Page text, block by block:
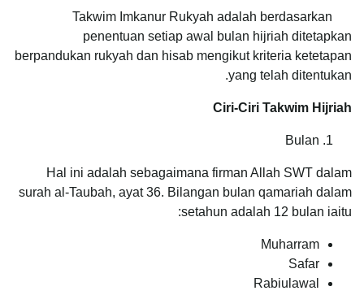
Takwim Imkanur Rukyah adalah berdasarkan
penentuan setiap awal bulan hijriah ditetapkan
berpandukan rukyah dan hisab mengikut kriteria ketetapan
yang telah ditentukan.
Ciri-Ciri Takwim Hijriah
Bulan
Hal ini adalah sebagaimana firman Allah SWT dalam
surah al-Taubah, ayat 36. Bilangan bulan qamariah dalam
setahun adalah 12 bulan iaitu:
Muharram
Safar
Rabiulawal